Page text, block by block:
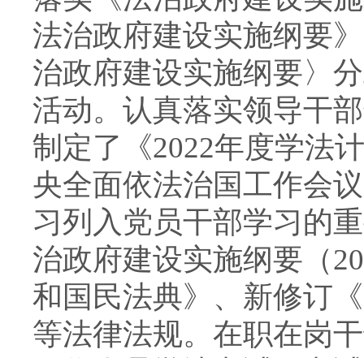
法治政府建设实施纲要
治政府建设实施纲要〉
活动。认真落实领导干
制定了《2022年度学法
央全面依法治国工作会
习列入党员干部学习的
治政府建设实施纲要（
和国民法典》、新修订
等法律法规。在职在岗